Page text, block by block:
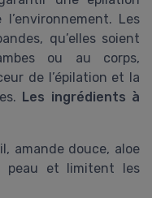
Les
qu’elles soient
ou au corps,
de l’épilation et la
Les ingrédients à
amande douce, aloe
peau et limitent les